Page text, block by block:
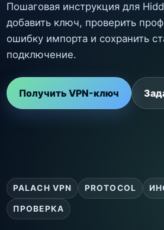
Пошаговая инструкция для
добавить ключ, проверить
ошибку импорта и сохранить
подключение.
Получить VPN-ключ
PALACH VPN PROTOCOL
ПРОВЕРКА